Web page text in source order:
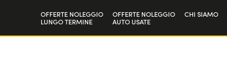
OFFERTE NOLEGGIO
LUNGO TERMINE
OFFERTE NOLEGGIO
AUTO USATE
CHI SIAMO